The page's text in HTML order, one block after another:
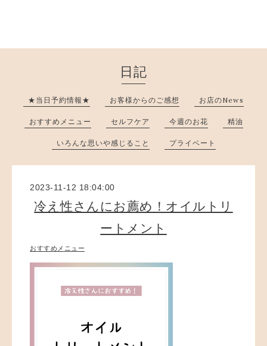
日記
★当日予約情報★ お客様からのご感想 お店のNews
おすすめメニュー セルフケア 今週のお花 精油
いろんな思いや感じること プライベート
2023-11-12 18:04:00
冷え性さんにお薦め！オイルトリ
ートメント
おすすめメニュー